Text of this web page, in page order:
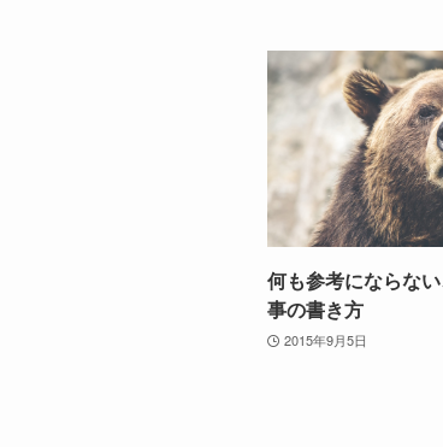
何も参考にならな
事の書き方
2015年9月5日